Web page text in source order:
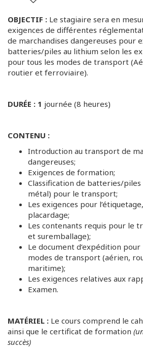
OBJECTIF : Le stagiaire sera en
exigences de différentes
de marchandises dangereuses pour
batteries/piles au lithium selon les
pour tous les modes de transport
routier et ferroviaire).
DURÉE : 1 journée (8 heures)
CONTENU :
Introduction au transport de
dangereuses;
Exigences de formation;
Classification de batteries/
métal) pour le transport;
Les exigences pour
placardage;
Les contenants requis pour le
et suremballage);
Le document d’expédition
modes de transport (aérien,
maritime);
Les exigences relatives aux
Examen.
MATÉRIEL : Le cours comprend le
ainsi que le certificat de formation
succès)